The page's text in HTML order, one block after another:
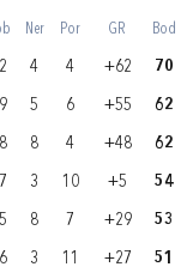
Ner Por GR Bod
4 4 +62 70
5 6 +55 62
8 4 +48 62
3 10 +5 54
8 7 +29 53
3 11 +27 51